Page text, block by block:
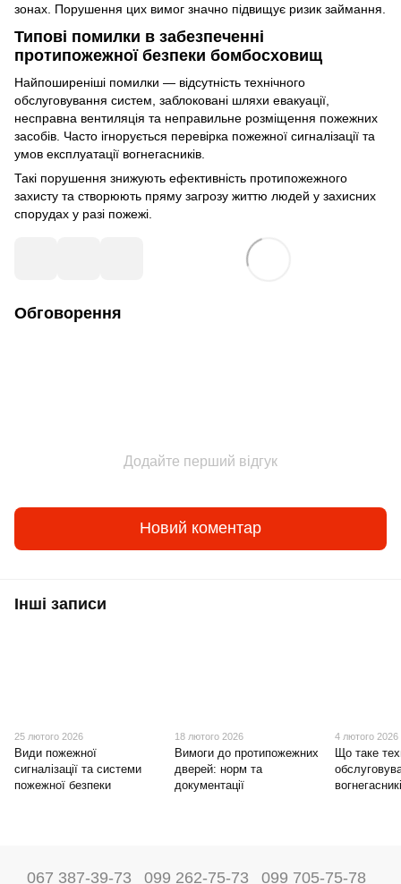
зонах. Порушення цих вимог значно підвищує ризик займання.
Типові помилки в забезпеченні
протипожежної безпеки бомбосховищ
Найпоширеніші помилки — відсутність технічного
обслуговування систем, заблоковані шляхи евакуації,
несправна вентиляція та неправильне розміщення пожежних
засобів. Часто ігнорується перевірка пожежної сигналізації та
умов експлуатації вогнегасників.
Такі порушення знижують ефективність протипожежного
захисту та створюють пряму загрозу життю людей у захисних
спорудах у разі пожежі.
Обговорення
Додайте перший відгук
Новий коментар
Інші записи
25 лютого 2026
Види пожежної
сигналізації та системи
пожежної безпеки
18 лютого 2026
Вимоги до протипожежних
дверей: норм та
документації
4 лютого 2026
Що таке
067 387-39-73 099 262-75-73 099 705-75-78